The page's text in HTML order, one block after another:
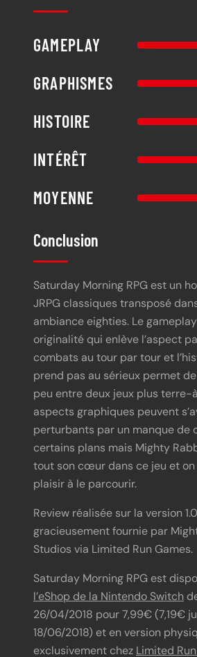
GAMEPLAY
GRAPHISMES
HISTOIRE
INTÉRÊT
MOYENNE
Conclusion
Saturday Morning RPG est un
JRPG classiques transposé
ambiance eighties. Le
originalité qui enlève l’aspect
combats au tour par tour et
prend pas au sérieux permet de
peu entre deux jeux plus terre-
aspects graphiques peuvent
perturbants par un manque de
certains plans mais Mighty
tout son cœur dans ce jeu et on
plaisir à le parcourir.
Review réalisée sur la version
gracieusement fournie par
Studios via Limited Run Games.
Saturday Morning RPG est
l’eShop de la Nintendo Switch
26/04/2018 pour 7,99€ (7,19€
18/06/2018) et en version
exclusivement chez Limited